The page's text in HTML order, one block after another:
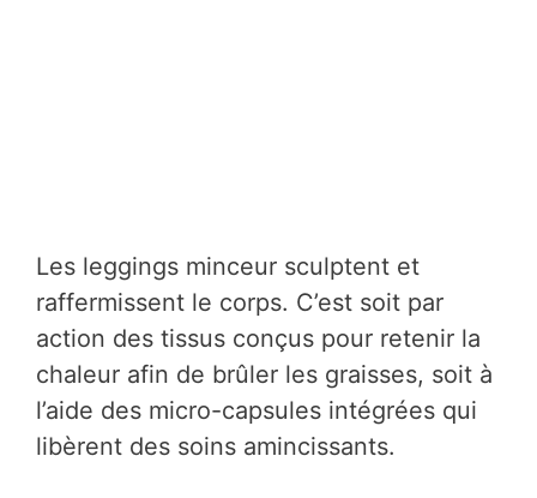
Les leggings minceur sculptent et
raffermissent le corps. C’est soit par
action des tissus conçus pour retenir la
chaleur afin de brûler les graisses, soit à
l’aide des micro-capsules intégrées qui
libèrent des soins amincissants.